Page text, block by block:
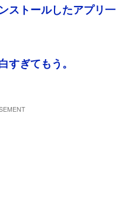
ストールしたアプリ一
すぎてもう。